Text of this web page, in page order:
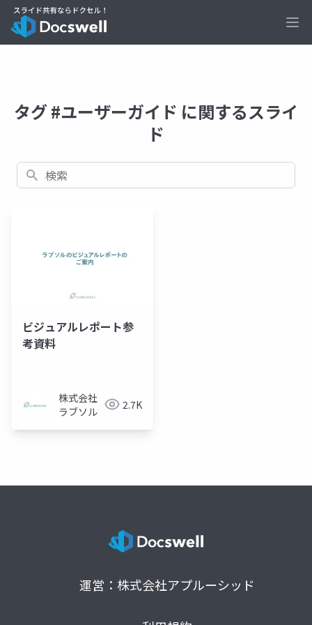
タグ #ユーザーガイド に関するスライ
ド
検索
ビジュアルレポート参
考資料
株式会社
ラブソル
2.7K
運営：株式会社アプルーシッド